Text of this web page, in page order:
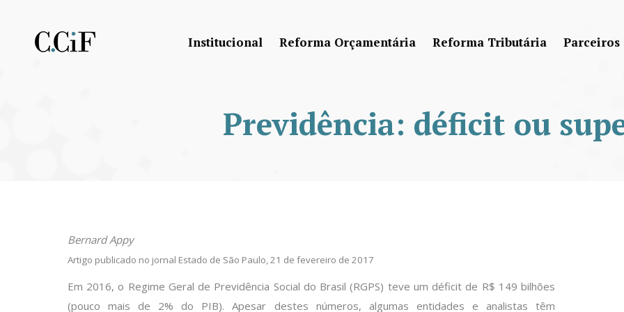
Institucional Reforma Orçamentária Reforma Tributária Parceiros
Previdência: déficit ou
Bernard Appy
Artigo publicado no jornal Estado de São Paulo, 21 de fevereiro de 2017
Em 2016, o Regime Geral de Previdência Social do Brasil (RGPS) teve um déficit de R$ 149 bilhões
(pouco mais de 2% do PIB). Apesar destes números, algumas entidades e analistas têm